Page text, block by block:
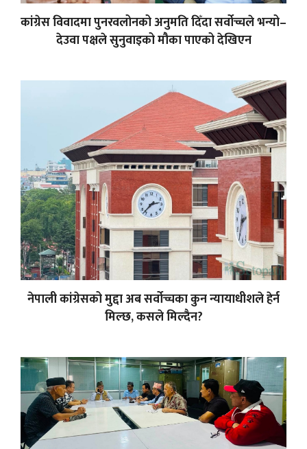
कांग्रेस विवादमा पुनरवलोनको अनुमति दिँदा सर्वोच्चले भन्यो–
देउवा पक्षले सुनुवाइको मौका पाएको देखिएन
नेपाली कांग्रेसको मुद्दा अब सर्वोच्चका कुन न्यायाधीशले हेर्न
मिल्छ, कसले मिल्दैन?